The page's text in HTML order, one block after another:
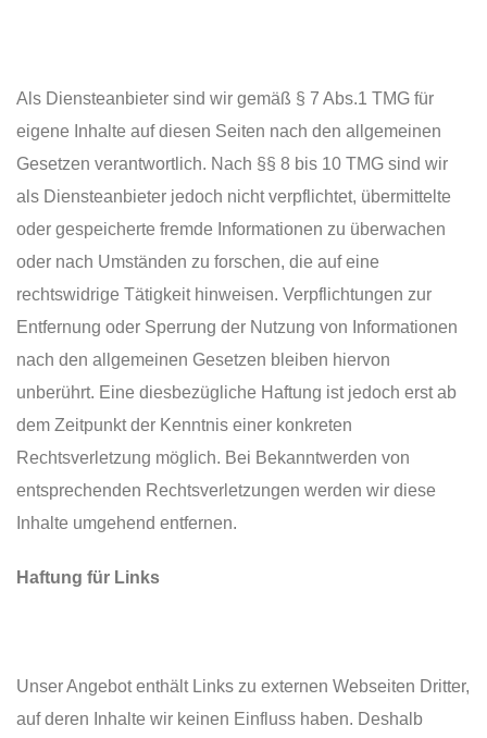
Als Diensteanbieter sind wir gemäß § 7 Abs.1 TMG für
eigene Inhalte auf diesen Seiten nach den allgemeinen
Gesetzen verantwortlich. Nach §§ 8 bis 10 TMG sind wir
als Diensteanbieter jedoch nicht verpflichtet, übermittelte
oder gespeicherte fremde Informationen zu überwachen
oder nach Umständen zu forschen, die auf eine
rechtswidrige Tätigkeit hinweisen. Verpflichtungen zur
Entfernung oder Sperrung der Nutzung von Informationen
nach den allgemeinen Gesetzen bleiben hiervon
unberührt. Eine diesbezügliche Haftung ist jedoch erst ab
dem Zeitpunkt der Kenntnis einer konkreten
Rechtsverletzung möglich. Bei Bekanntwerden von
entsprechenden Rechtsverletzungen werden wir diese
Inhalte umgehend entfernen.
Haftung für Links
Unser Angebot enthält Links zu externen Webseiten Dritter,
auf deren Inhalte wir keinen Einfluss haben. Deshalb